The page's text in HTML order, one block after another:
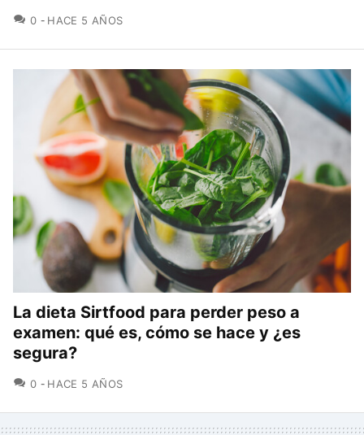
0 COMENTARIOS
HACE 5 AÑOS
La dieta Sirtfood para perder peso a
examen: qué es, cómo se hace y ¿es
segura?
0 COMENTARIOS
HACE 5 AÑOS